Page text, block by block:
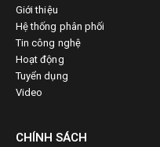
Giới thiệu
Hệ thống phân phối
Tin công nghệ
Hoạt động
Tuyển dụng
Video
CHÍNH SÁCH